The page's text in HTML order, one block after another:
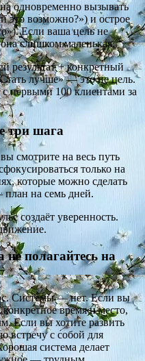
одновременно вызывать
это возможно?») и острое
Если ваша цель не
слишком маленькая.
результат + конкретный
лучше» — это не цель.
первыми 100 клиентами за
три шага
смотрите на весь путь
только на
которые можно сделать
на семь дней.
создаёт уверенность.
не полагайтесь на
Системы — нет. Если вы
время и место,
Если вы хотите развить
встречу с собой для
система делает